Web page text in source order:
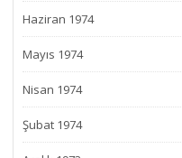
Haziran 1974
Mayıs 1974
Nisan 1974
Şubat 1974